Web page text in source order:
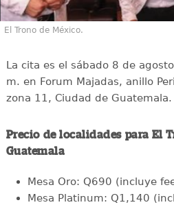
El Trono de México.
La cita es el sábado 8 de
m. en Forum Majadas, anillo
zona 11, Ciudad de Guatemala.
Precio de localidades para El
Guatemala
Mesa Oro: Q690 (incluye
Mesa Platinum: Q1,140